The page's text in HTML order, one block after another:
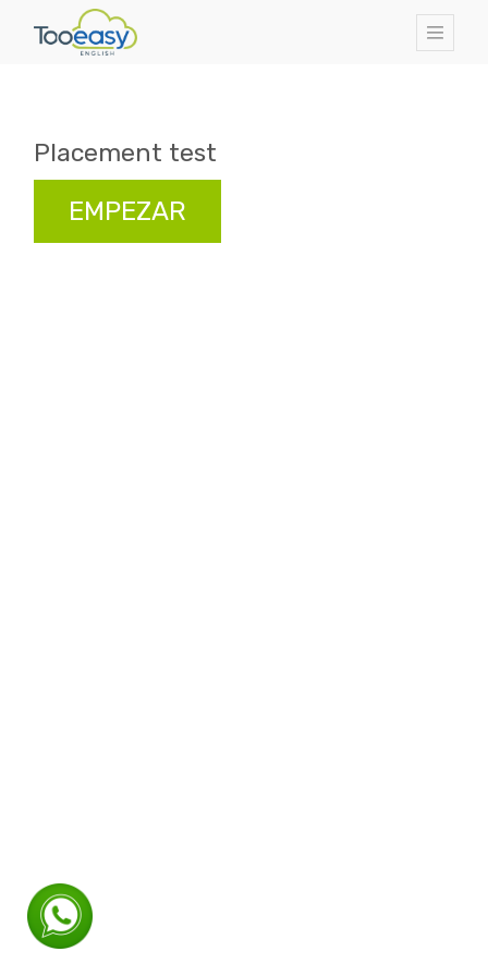
Placement test
EMPEZAR